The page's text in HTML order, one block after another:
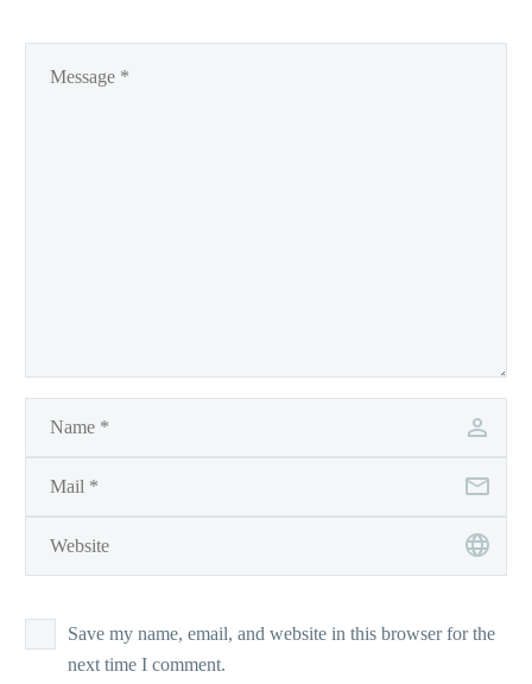
Save my name, email, and website in this browser for the
next time I comment.